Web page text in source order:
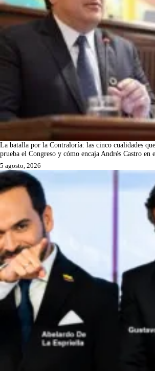
La batalla por la Contraloría: las cinco cualidades
prueba el Congreso y cómo encaja Andrés Castro en
5 agosto, 2026